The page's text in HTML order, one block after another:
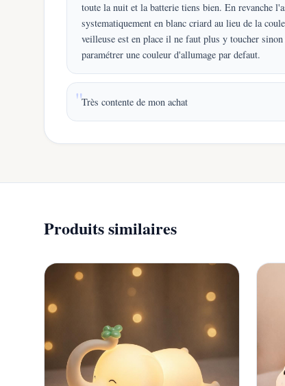
toute la nuit et la batterie tiens bien. En revanche
systematiquement en blanc criard au lieu de la
veilleuse est en place il ne faut plus y toucher
paramétrer une couleur d'allumage par defaut.
Très contente de mon achat
Produits similaires